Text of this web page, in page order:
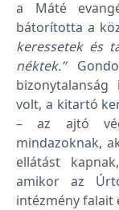
a Máté
bátorította a
keressetek és
néktek.”
volt, a kitartó
– az ajtó
mindazoknak,
ellátást
amikor az
intézmény falait